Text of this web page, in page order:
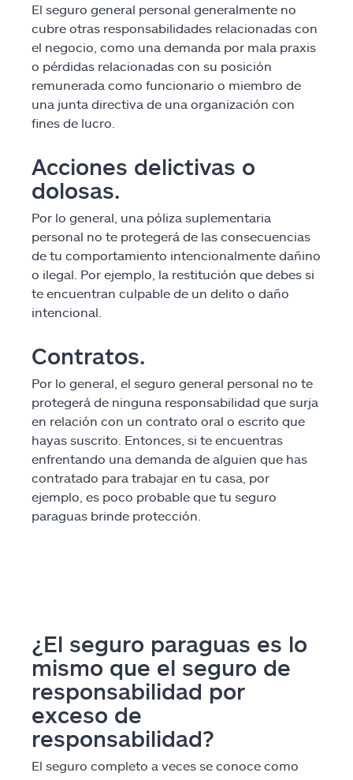
El seguro general personal generalmente no
cubre otras responsabilidades relacionadas con
el negocio, como una demanda por mala praxis
o pérdidas relacionadas con su posición
remunerada como funcionario o miembro de
una junta directiva de una organización con
fines de lucro.
Acciones delictivas o
dolosas.
Por lo general, una póliza suplementaria
personal no te protegerá de las consecuencias
de tu comportamiento intencionalmente dañino
o ilegal. Por ejemplo, la restitución que debes si
te encuentran culpable de un delito o daño
intencional.
Contratos.
Por lo general, el seguro general personal no te
protegerá de ninguna responsabilidad que surja
en relación con un contrato oral o escrito que
hayas suscrito. Entonces, si te encuentras
enfrentando una demanda de alguien que has
contratado para trabajar en tu casa, por
ejemplo, es poco probable que tu seguro
paraguas brinde protección.
¿El seguro paraguas es lo
mismo que el seguro de
responsabilidad por
exceso de
responsabilidad?
El seguro completo a veces se conoce como